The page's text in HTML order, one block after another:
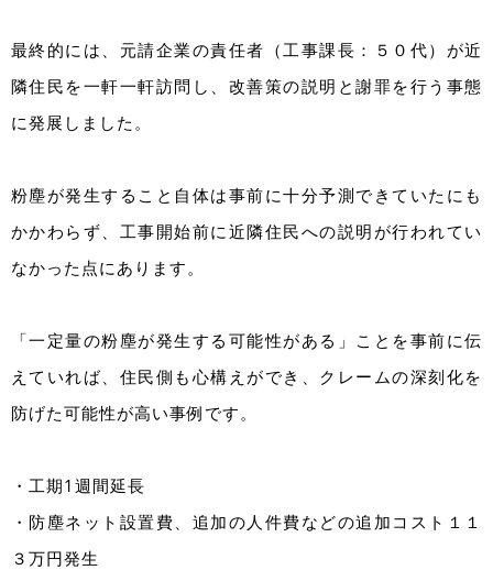
最終的には、元請企業の責任者（工事課長：５０代）が近
隣住民を一軒一軒訪問し、改善策の説明と謝罪を行う事態
に発展しました。
粉塵が発生すること自体は事前に十分予測できていたにも
かかわらず、工事開始前に近隣住民への説明が行われてい
なかった点にあります。
「一定量の粉塵が発生する可能性がある」ことを事前に伝
えていれば、住民側も心構えができ、クレームの深刻化を
防げた可能性が高い事例です。
・工期1週間延長
・防塵ネット設置費、追加の人件費などの追加コスト１１
３万円発生